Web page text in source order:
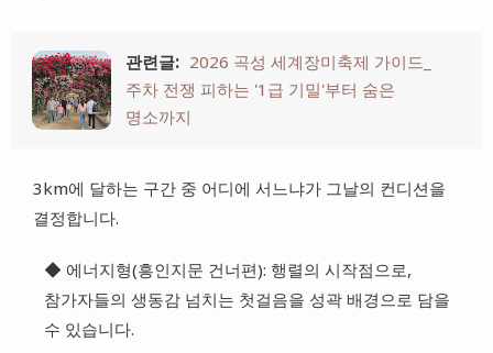
관련글: 2026 곡성 세계장미축제 가이드_
주차 전쟁 피하는 '1급 기밀'부터 숨은
명소까지
3km에 달하는 구간 중 어디에 서느냐가 그날의 컨디션을
결정합니다.
◆ 에너지형(흥인지문 건너편): 행렬의 시작점으로,
참가자들의 생동감 넘치는 첫걸음을 성곽 배경으로 담을
수 있습니다.